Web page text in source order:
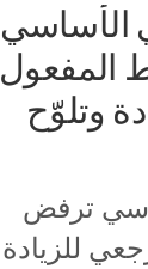
الأساسي
المفعول
وتلوّح
ترفض
للزيادة